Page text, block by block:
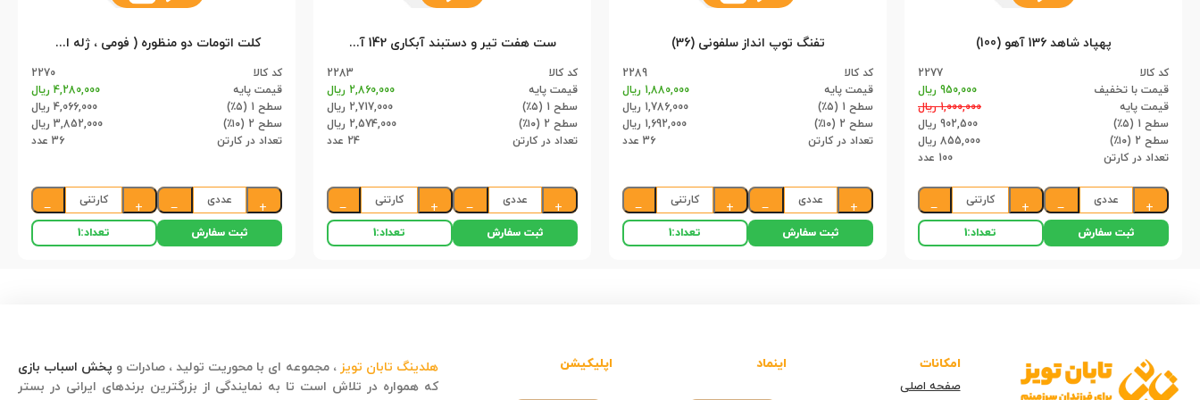
پهپاد شاهد 136 آهو (100)
کد کالا
2277
قیمت با تخفیف
950,000 ریال
قیمت پایه
1,000,000 ریال
سطح 1 (۵٪)
902,500 ریال
سطح 2 (۱۰٪)
855,000 ریال
تعداد در کارتن
100 عدد
+
عددی
−
+
کارتنی
−
ثبت سفارش تعداد:1
تفنگ توپ انداز سلفونی (36)
کد کالا
2289
قیمت پایه
1,880,000 ریال
سطح 1 (۵٪)
1,786,000 ریال
سطح 2 (۱۰٪)
1,692,000 ریال
تعداد در کارتن
36 عدد
+
عددی
−
+
کارتنی
−
ثبت سفارش تعداد:1
ست هفت تیر و دستبند آبکاری 142 آهو (24)
کد کالا
2283
قیمت پایه
2,860,000 ریال
سطح 1 (۵٪)
2,717,000 ریال
سطح 2 (۱۰٪)
2,574,000 ریال
تعداد در کارتن
24 عدد
+
عددی
−
+
کارتنی
−
ثبت سفارش تعداد:1
کلت اتومات دو منظوره ( فومی ، ژله ای ) 202 اعلا (36)
کد کالا
2270
قیمت پایه
4,280,000 ریال
سطح 1 (۵٪)
4,066,000 ریال
سطح 2 (۱۰٪)
3,852,000 ریال
تعداد در کارتن
36 عدد
+
عددی
−
+
کارتنی
−
ثبت سفارش تعداد:1
امکانات
صفحه اصلی
اینماد اپلیکیشن هلدینگ تابان تویز ، مجموعه ای با محوریت تولید ، صادرات و پخش اسباب بازی
که همواره در تلاش است تا به نمایندگی از بزرگترین برندهای ایرانی در بستر